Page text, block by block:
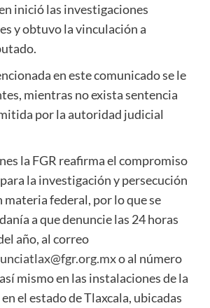
inició las investigaciones
y obtuvo la vinculación a
en este comunicado se le
mientras no exista sentencia
por la autoridad judicial
la FGR reafirma el compromiso
la investigación y persecución
materia federal, por lo que se
a que denuncie las 24 horas
año, al correo
o al número
mismo en las instalaciones de la
el estado de Tlaxcala, ubicadas